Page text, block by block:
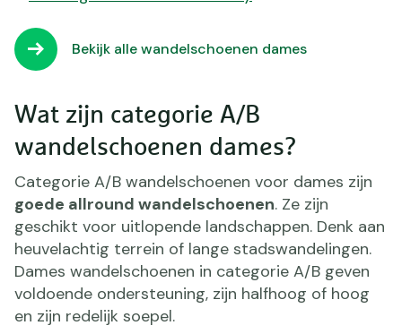
Bekijk alle wandelschoenen dames
Wat zijn categorie A/B
wandelschoenen dames?
Categorie A/B wandelschoenen voor dames zijn
goede allround wandelschoenen. Ze zijn
geschikt voor uitlopende landschappen. Denk aan
heuvelachtig terrein of lange stadswandelingen.
Dames wandelschoenen in categorie A/B geven
voldoende ondersteuning, zijn halfhoog of hoog
en zijn redelijk soepel.